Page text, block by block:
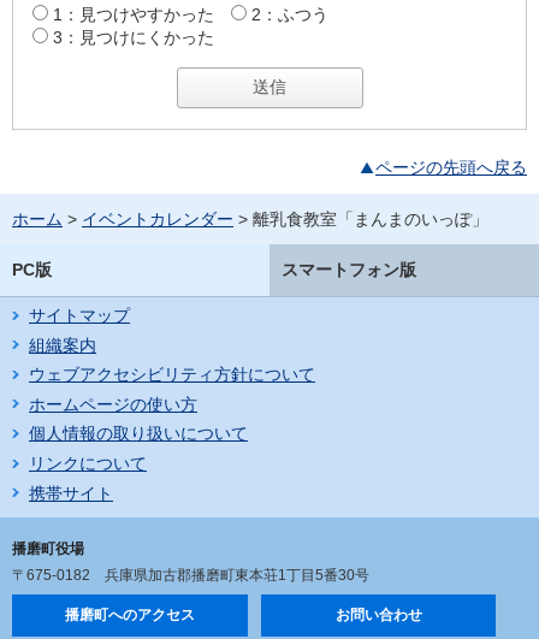
1：見つけやすかった
2：ふつう
3：見つけにくかった
ページの先頭へ戻る
ホーム > イベントカレンダー > 離乳食教室「まんまのいっぽ」
PC版 スマートフォン版
サイトマップ
組織案内
ウェブアクセシビリティ方針について
ホームページの使い方
個人情報の取り扱いについて
リンクについて
携帯サイト
播磨町役場
〒675-0182 兵庫県加古郡播磨町東本荘1丁目5番30号
播磨町へのアクセス お問い合わせ